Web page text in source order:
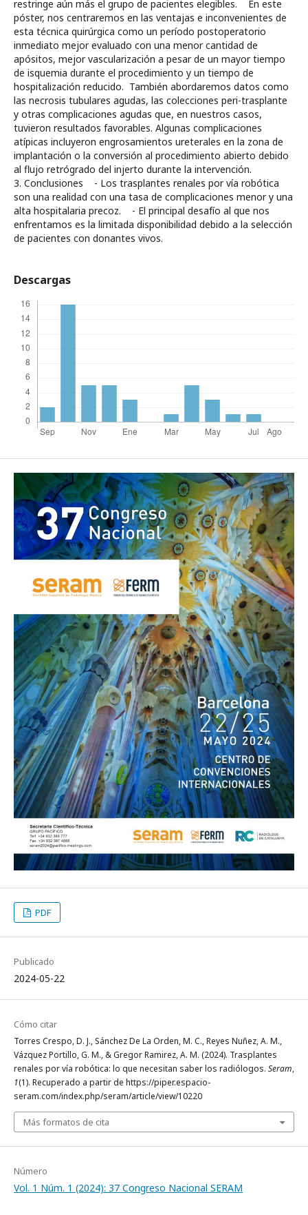
restringe aún más el grupo de pacientes elegibles. En este
póster, nos centraremos en las ventajas e inconvenientes de
esta técnica quirúrgica como un período postoperatorio
inmediato mejor evaluado con una menor cantidad de
apósitos, mejor vascularización a pesar de un mayor tiempo
de isquemia durante el procedimiento y un tiempo de
hospitalización reducido. También abordaremos datos como
las necrosis tubulares agudas, las colecciones peri-trasplante
y otras complicaciones agudas que, en nuestros casos,
tuvieron resultados favorables. Algunas complicaciones
atípicas incluyeron engrosamientos ureterales en la zona de
implantación o la conversión al procedimiento abierto debido
al flujo retrógrado del injerto durante la intervención.
3. Conclusiones - Los trasplantes renales por vía robótica
son una realidad con una tasa de complicaciones menor y una
alta hospitalaria precoz. - El principal desafío al que nos
enfrentamos es la limitada disponibilidad debido a la selección
de pacientes con donantes vivos.
Descargas
PDF
Publicado
2024-05-22
Cómo citar
Torres Crespo, D. J., Sánchez De La Orden, M. C., Reyes Nuñez, A. M.,
Vázquez Portillo, G. M., & Gregor Ramirez, A. M. (2024). Trasplantes
renales por vía robótica: lo que necesitan saber los radiólogos. Seram,
1(1). Recuperado a partir de https://piper.espacio-
seram.com/index.php/seram/article/view/10220
Más formatos de cita
Número
Vol. 1 Núm. 1 (2024): 37 Congreso Nacional SERAM